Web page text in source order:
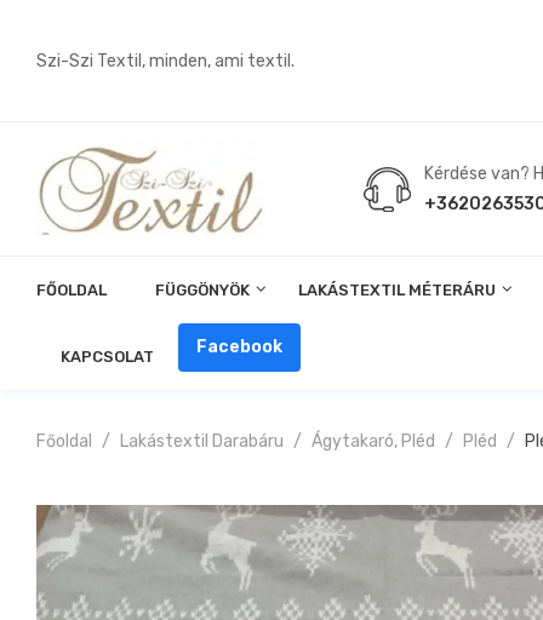
Szi-Szi Textil, minden, ami textil.
Kérdése van?
FŐOLDAL FÜGGÖNYÖK LAKÁSTEXTIL MÉTERÁRU
KAPCSOLAT Facebook
Főoldal Lakástextil Darabáru Ágytakaró, Pléd Pléd